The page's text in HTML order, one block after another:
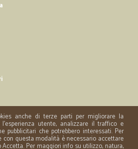
anche di terze parti per migliorare la
l'esperienza utente, analizzare il traffico e
pubblicitari che potrebbero interessati. Per
con questa modalità è necessario accettare
Per maggiori info su utilizzo, natura,